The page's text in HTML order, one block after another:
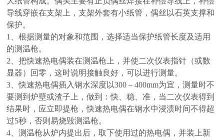
导线穿嵌在支架上，支架外套有小纸管，偶丝以石英支撑和
保护。
1、根据测量的对象和范围，选择适当保护纸管长度及适用
的测温枪。
2、把快速热电偶装在测温枪上，并使二次仪表指针（或数
显器）回零，这时说明接触良好，可以进行测量。
3、快速热电偶插入钢水深度以300－400mm为宜，测量时不
要测到炉壁或渣子上，做到：快、稳、准，当二次仪表得到
结果时，应立即提枪，快速热电偶在钢水中浸渍时间不得超
过5秒，否则易烧毁测温枪。
4、测温枪从炉内提出后，取下使用过的热电偶，并装上新